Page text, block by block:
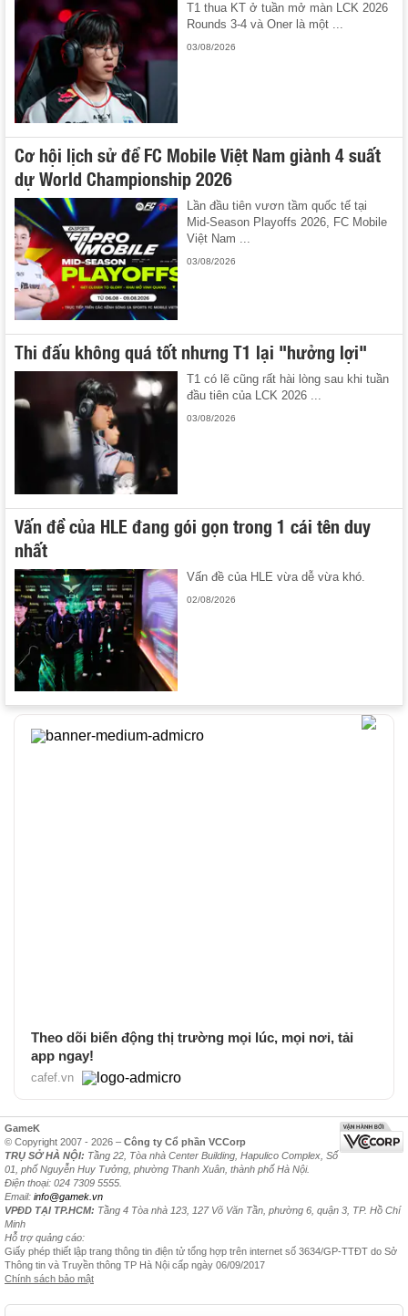
T1 thua KT ở tuần mở màn LCK 2026
Rounds 3-4 và Oner là một ...
03/08/2026
Cơ hội lịch sử để FC Mobile Việt Nam giành 4 suất
dự World Championship 2026
Lần đầu tiên vươn tầm quốc tế tại
Mid-Season Playoffs 2026, FC Mobile
Việt Nam ...
03/08/2026
Thi đấu không quá tốt nhưng T1 lại "hưởng lợi"
T1 có lẽ cũng rất hài lòng sau khi tuần
đầu tiên của LCK 2026 ...
03/08/2026
Vấn đề của HLE đang gói gọn trong 1 cái tên duy
nhất
Vấn đề của HLE vừa dễ vừa khó.
02/08/2026
Theo dõi biến động thị trường mọi lúc, mọi nơi, tải
app ngay!
cafef.vn
GameK
© Copyright 2007 - 2026 – Công ty Cổ phần VCCorp
TRỤ SỞ HÀ NỘI: Tầng 22, Tòa nhà Center Building, Hapulico Complex, Số
01, phố Nguyễn Huy Tưởng, phường Thanh Xuân, thành phố Hà Nội.
Điện thoại: 024 7309 5555.
Email: info@gamek.vn
VPĐD TẠI TP.HCM: Tầng 4 Tòa nhà 123, 127 Võ Văn Tần, phường 6, quận 3, TP. Hồ Chí
Minh
Hỗ trợ quảng cáo:
Giấy phép thiết lập trang thông tin điện tử tổng hợp trên internet số 3634/GP-TTĐT do Sở
Thông tin và Truyền thông TP Hà Nội cấp ngày 06/09/2017
Chính sách bảo mật